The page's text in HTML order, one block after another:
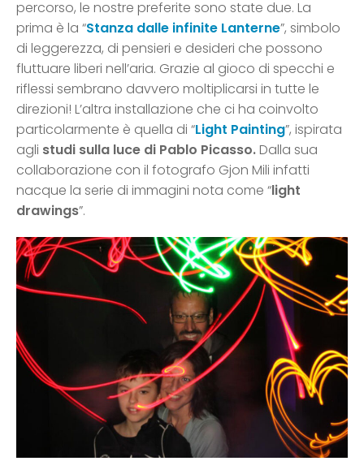
percorso, le nostre preferite sono state due. La
prima è la “Stanza dalle infinite Lanterne”, simbolo
di leggerezza, di pensieri e desideri che possono
fluttuare liberi nell’aria. Grazie al gioco di specchi e
riflessi sembrano davvero moltiplicarsi in tutte le
direzioni! L’altra installazione che ci ha coinvolto
particolarmente è quella di “Light Painting”, ispirata
agli studi sulla luce di Pablo Picasso.Dalla sua
collaborazione con il fotografo Gjon Mili infatti
nacque la serie di immagini nota come “light
drawings”.